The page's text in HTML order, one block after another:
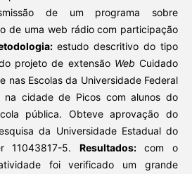
de um programa sobre
de uma web rádio com participação
estudo descritivo do tipo
projeto de extensão Web Cuidado
nas Escolas da Universidade Federal
na cidade de Picos com alunos do
pública. Obteve aprovação do
da Universidade Estadual do
11043817-5. Resultados:com o
foi verificado um grande